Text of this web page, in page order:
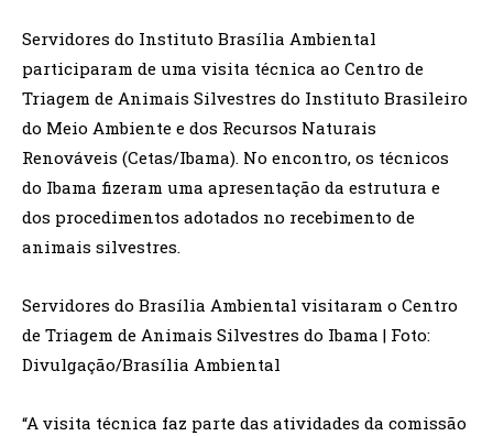
Servidores do Instituto Brasília Ambiental
participaram de uma visita técnica ao Centro de
Triagem de Animais Silvestres do Instituto Brasileiro
do Meio Ambiente e dos Recursos Naturais
Renováveis (Cetas/Ibama). No encontro, os técnicos
do Ibama fizeram uma apresentação da estrutura e
dos procedimentos adotados no recebimento de
animais silvestres.
Servidores do Brasília Ambiental visitaram o Centro
de Triagem de Animais Silvestres do Ibama | Foto:
Divulgação/Brasília Ambiental
“A visita técnica faz parte das atividades da comissão